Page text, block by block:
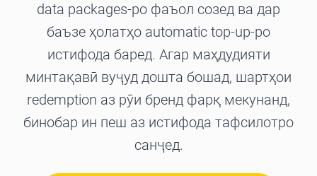
data packages-ро фаъол созед ва дар
баъзе ҳолатҳо automatic top-up-ро
истифода баред. Агар маҳдудияти
минтақавӣ вуҷуд дошта бошад, шартҳои
redemption аз рӯи бренд фарқ мекунанд,
бинобар ин пеш аз истифода тафсилотро
санҷед.